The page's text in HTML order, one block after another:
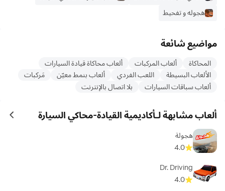
هجوله و تفحيط
مواضيع شائعة
المحاكاة ألعاب المركبات
ألعاب محاكاة قيادة السيارات
الألعاب البسيطة
اللعب الفردي ألعاب بنمط معيّن
مَركبات
ألعاب سباقات السيارات
بلا اتصال بالإنترنت
ألعاب مشابهة لـأكاديمية القيادة-محاكي السيارة
هجولة
4.0
Dr. Driving
4.0